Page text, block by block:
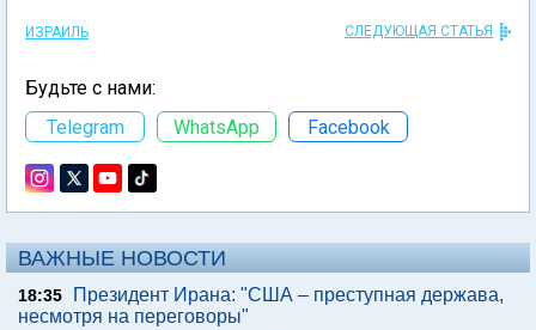
ИЗРАИЛЬ СЛЕДУЮЩАЯ СТАТЬЯ
Будьте с нами:
Telegram
WhatsApp Facebook
ВАЖНЫЕ НОВОСТИ
18:35
Президент Ирана: "США – преступная держава,
несмотря на переговоры"